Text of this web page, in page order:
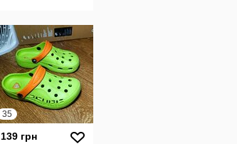
35
139 грн